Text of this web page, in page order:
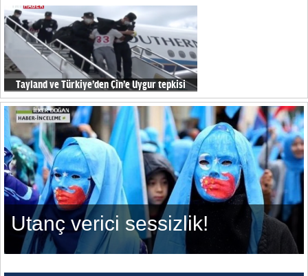
Tayland ve Türkiye’den Çin’e Uygur tepkisi
Vatikan, Çin ile olan
anlaşmasını sona
diyor Katolikler